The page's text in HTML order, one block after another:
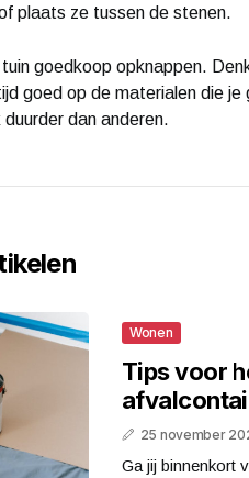
plaats ze tussen de stenen.
goedkoop opknappen.
goed op de materialen die
dan anderen.
Wonen
Tips voor
25 november
Ga jij binnenkort